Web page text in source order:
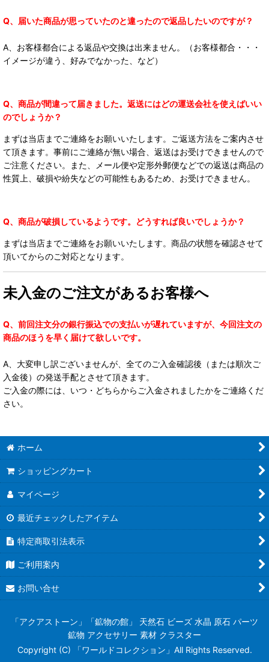
Q、届いた商品が思っていたのと違ったので返品したいのですが？
A、お客様都合による返品や交換は出来ません。（お客様都合・・・
イメージが違う、好みでなかった、など）
Q、商品が間違って届きました。返送にはどの運送会社を使えばいい
のでしょうか？
まずは当店までご連絡をお願いいたします。ご返送方法をご案内させ
て頂きます。事前にご連絡が無い場合、返送はお受けできませんので
ご注意ください。また、メール便や定形外郵便などでの返送は商品の
性質上、破損や紛失などの可能性もあるため、お受けできません。
Q、商品が破損しているようです。どうすれば良いでしょうか？
まずは当店までご連絡をお願いいたします。商品の状態を確認させて
頂いてからのご対応となります。
未入金のご注文があるお客様へ
Q、前回注文分の銀行振込での支払いが遅れていますが、今回注文の
商品のほうを早く届けて欲しいです。
A、大変申し訳ございませんが、全てのご入金確認後（または順次ご
入金後）の発送手配とさせて頂きます。
ご入金の際には、いつ・どちらからご入金されましたかをご連絡くだ
さい。
ホーム
ショッピングカート
マイページ
最近チェックしたアイテム
特定商取引法表示
ご利用案内
お問い合せ
「アクアストーン」「鉱物の館」 天然石 ビーズ 水晶 原石 パーツ
鉱物 アクセサリー 素材 クラスター
Copyright (C) 「ワールドコレクション」All Rights Reserved.